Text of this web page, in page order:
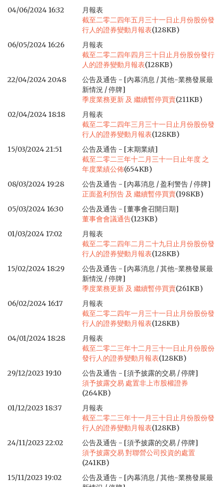
04/06/2024 16:32
月報表
截至二零二四年五月三十一日止月份股份發
行人的證券變動月報表(128KB)
06/05/2024 16:26
月報表
截至二零二四年四月三十日止月份股份發行
人的證券變動月報表(128KB)
22/04/2024 20:48
公告及通告 - [內幕消息 / 其他-業務發展最
新情況 / 停牌]
季度業務更新 及 繼續暫停買賣(211KB)
02/04/2024 18:18
月報表
截至二零二四年三月三十一日止月份股份發
行人的證券變動月報表(128KB)
15/03/2024 21:51
公告及通告 - [末期業績]
截至二零二三年十二月三十一日止年度 之
年度業績公佈(654KB)
08/03/2024 19:28
公告及通告 - [內幕消息 / 盈利警告 / 停牌]
正面盈利預告 及 繼續暫停買賣(198KB)
05/03/2024 16:30
公告及通告 - [董事會召開日期]
董事會會議通告(123KB)
01/03/2024 17:02
月報表
截至二零二四年二月二十九日止月份股份發
行人的證券變動月報表(128KB)
15/02/2024 18:29
公告及通告 - [內幕消息 / 其他-業務發展最
新情況 / 停牌]
季度業務更新 及 繼續暫停買賣(261KB)
06/02/2024 16:17
月報表
截至二零二四年一月三十一日止月份股份發
行人的證券變動月報表(128KB)
04/01/2024 18:28
月報表
截至二零二三年十二月三十一日止月份股份
發行人的證券變動月報表(128KB)
29/12/2023 19:10
公告及通告 - [須予披露的交易 / 停牌]
須予披露交易 處置非上市股權證券
(264KB)
01/12/2023 18:37
月報表
截至二零二三年十一月三十日止月份股份發
行人的證券變動月報表(128KB)
24/11/2023 22:02
公告及通告 - [須予披露的交易 / 停牌]
須予披露交易 對聯營公司投資的處置
(241KB)
15/11/2023 19:02
公告及通告 - [內幕消息 / 其他-業務發展最